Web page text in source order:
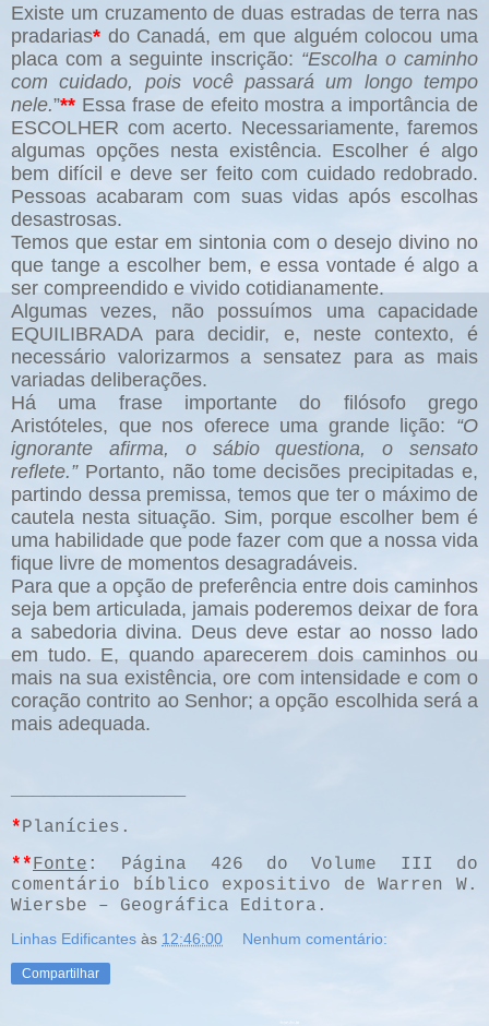
Existe um cruzamento de duas estradas de terra nas
pradarias* do Canadá, em que alguém colocou uma
placa com a seguinte inscrição: “Escolha o caminho
com cuidado, pois você passará um longo tempo
nele.”** Essa frase de efeito mostra a importância de
ESCOLHER com acerto. Necessariamente, faremos
algumas opções nesta existência. Escolher é algo
bem difícil e deve ser feito com cuidado redobrado.
Pessoas acabaram com suas vidas após escolhas
desastrosas.
Temos que estar em sintonia com o desejo divino no
que tange a escolher bem, e essa vontade é algo a
ser compreendido e vivido cotidianamente.
Algumas vezes, não possuímos uma capacidade
EQUILIBRADA para decidir, e, neste contexto, é
necessário valorizarmos a sensatez para as mais
variadas deliberações.
Há uma frase importante do filósofo grego
Aristóteles, que nos oferece uma grande lição: “O
ignorante afirma, o sábio questiona, o sensato
reflete.” Portanto, não tome decisões precipitadas e,
partindo dessa premissa, temos que ter o máximo de
cautela nesta situação. Sim, porque escolher bem é
uma habilidade que pode fazer com que a nossa vida
fique livre de momentos desagradáveis.
Para que a opção de preferência entre dois caminhos
seja bem articulada, jamais poderemos deixar de fora
a sabedoria divina. Deus deve estar ao nosso lado
em tudo. E, quando aparecerem dois caminhos ou
mais na sua existência, ore com intensidade e com o
coração contrito ao Senhor; a opção escolhida será a
mais adequada.
* Planícies.
**Fonte : Página 426 do Volume III do
comentário bíblico expositivo de Warren W.
Wiersbe – Geográfica Editora.
Linhas Edificantes às 12:46:00 Nenhum comentário:
Compartilhar